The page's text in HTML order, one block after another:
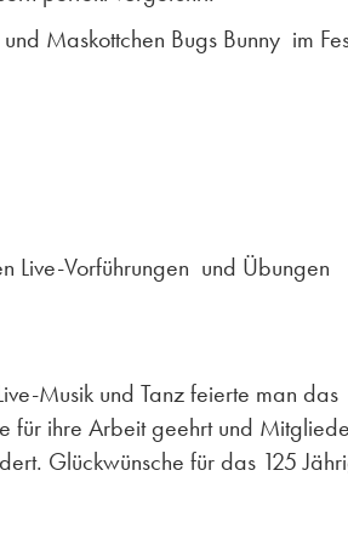
Maskottchen Bugs Bunny im
Live-Vorführungen und Übungen
Musik und Tanz feierte man das
für ihre Arbeit geehrt und
Glückwünsche für das 125